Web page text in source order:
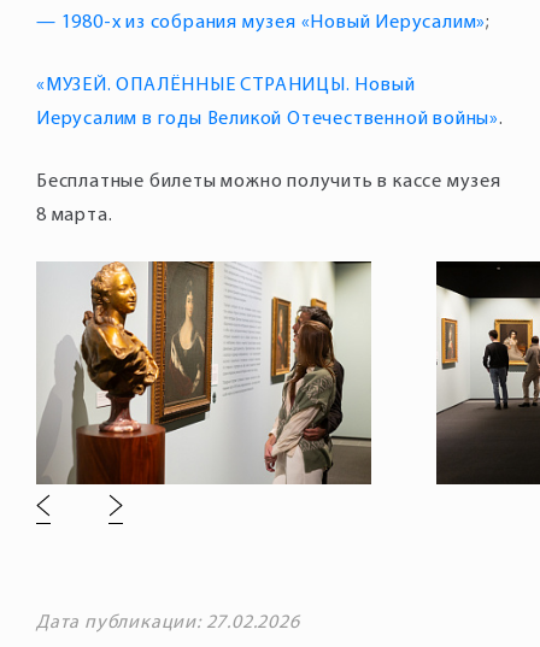
— 1980-х из собрания музея «Новый Иерусалим»
«МУЗЕЙ. ОПАЛЁННЫЕ СТРАНИЦЫ. Новый
Иерусалим в годы Великой Отечественной войны»
Бесплатные билеты можно получить в кассе музея
8 марта.
Дата публикации: 27.02.2026